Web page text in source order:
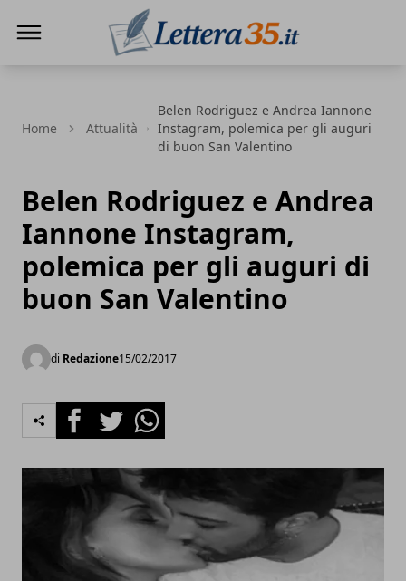
Home Attualità
Belen Rodriguez e Andrea Iannone
Instagram, polemica per gli auguri
di buon San Valentino
Belen Rodriguez e Andrea
Iannone Instagram,
polemica per gli auguri di
buon San Valentino
di Redazione15/02/2017
FacebookTwitterWhatsapp